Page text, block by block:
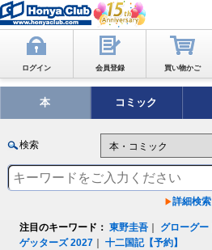
ログイン 会員登録 買い物かご
本 コミック
検索
詳細検索
注目のキーワード： 東野圭吾 グローグー
ゲッターズ 2027 ｜十二国記【予約】